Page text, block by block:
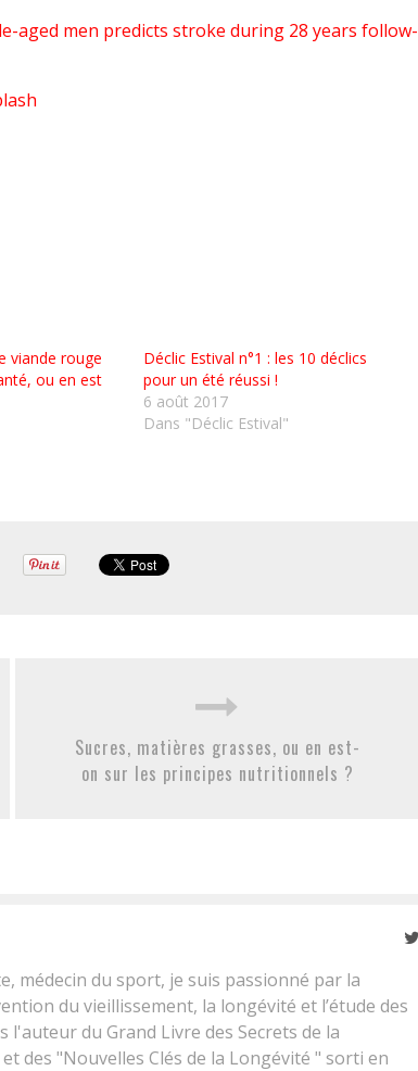
aged men predicts stroke during 28 years follow-
viande rouge
ou en est
Déclic Estival n°1 : les 10 déclics
pour un été réussi !
6 août 2017
Dans "Déclic Estival"
Sucres, matières grasses, ou en est-
on sur les principes nutritionnels ?
médecin du sport, je suis passionné par la
du vieillissement, la longévité et l’étude des
l'auteur du Grand Livre des Secrets de la
des "Nouvelles Clés de la Longévité " sorti en